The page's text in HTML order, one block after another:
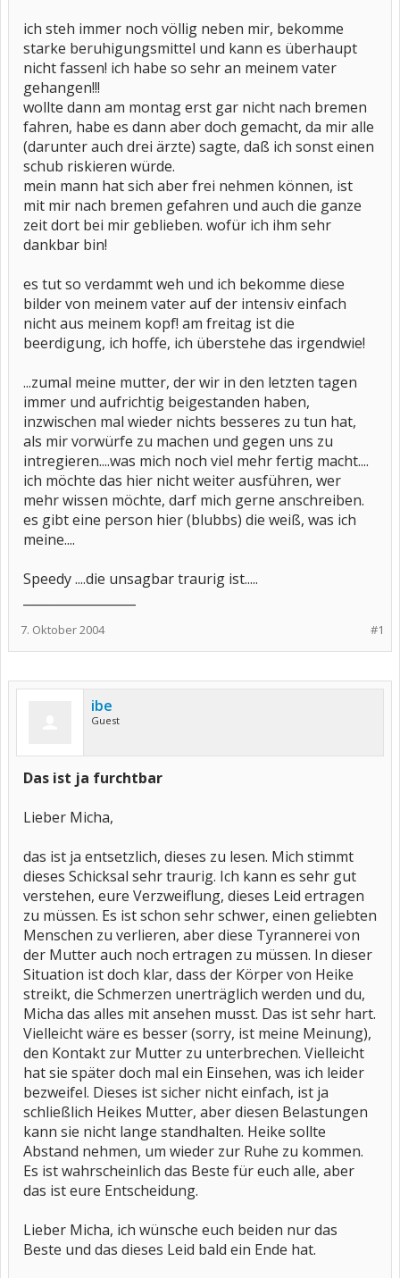
ich steh immer noch völlig neben mir, bekomme
starke beruhigungsmittel und kann es überhaupt
nicht fassen! ich habe so sehr an meinem vater
gehangen!!!
wollte dann am montag erst gar nicht nach bremen
fahren, habe es dann aber doch gemacht, da mir alle
(darunter auch drei ärzte) sagte, daß ich sonst einen
schub riskieren würde.
mein mann hat sich aber frei nehmen können, ist
mit mir nach bremen gefahren und auch die ganze
zeit dort bei mir geblieben. wofür ich ihm sehr
dankbar bin!
es tut so verdammt weh und ich bekomme diese
bilder von meinem vater auf der intensiv einfach
nicht aus meinem kopf! am freitag ist die
beerdigung, ich hoffe, ich überstehe das irgendwie!
...zumal meine mutter, der wir in den letzten tagen
immer und aufrichtig beigestanden haben,
inzwischen mal wieder nichts besseres zu tun hat,
als mir vorwürfe zu machen und gegen uns zu
intregieren....was mich noch viel mehr fertig macht....
ich möchte das hier nicht weiter ausführen, wer
mehr wissen möchte, darf mich gerne anschreiben.
es gibt eine person hier (blubbs) die weiß, was ich
meine....
Speedy ....die unsagbar traurig ist.....
#1
7. Oktober 2004
ibe
Guest
Das ist ja furchtbar
Lieber Micha,
das ist ja entsetzlich, dieses zu lesen. Mich stimmt
dieses Schicksal sehr traurig. Ich kann es sehr gut
verstehen, eure Verzweiflung, dieses Leid ertragen
zu müssen. Es ist schon sehr schwer, einen geliebten
Menschen zu verlieren, aber diese Tyrannerei von
der Mutter auch noch ertragen zu müssen. In dieser
Situation ist doch klar, dass der Körper von Heike
streikt, die Schmerzen unerträglich werden und du,
Micha das alles mit ansehen musst. Das ist sehr hart.
Vielleicht wäre es besser (sorry, ist meine Meinung),
den Kontakt zur Mutter zu unterbrechen. Vielleicht
hat sie später doch mal ein Einsehen, was ich leider
bezweifel. Dieses ist sicher nicht einfach, ist ja
schließlich Heikes Mutter, aber diesen Belastungen
kann sie nicht lange standhalten. Heike sollte
Abstand nehmen, um wieder zur Ruhe zu kommen.
Es ist wahrscheinlich das Beste für euch alle, aber
das ist eure Entscheidung.
Lieber Micha, ich wünsche euch beiden nur das
Beste und das dieses Leid bald ein Ende hat.